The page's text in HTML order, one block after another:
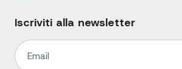
Iscriviti alla newsletter